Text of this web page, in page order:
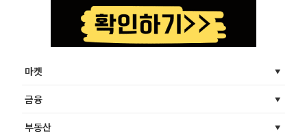
마켓
금융
부동산